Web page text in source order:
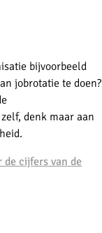
bijvoorbeeld
jobrotatie te doen?
denk maar aan
cijfers van de